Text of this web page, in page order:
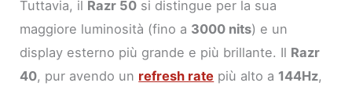
Tuttavia, il Razr 50 si distingue per la sua
maggiore luminosità (fino a 3000 nits) e un
display esterno più grande e più brillante. Il Razr
40, pur avendo un refresh rate più alto a 144Hz,